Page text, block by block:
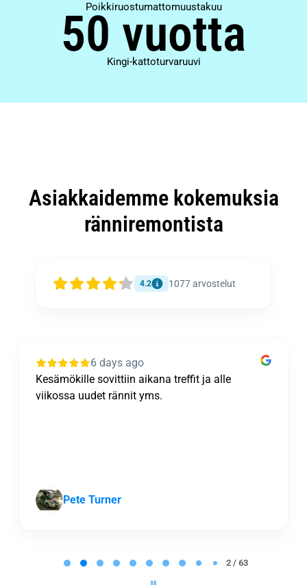
Poikkiruostumattomuustakuu
50 vuotta
Kingi-kattoturvaruuvi
Asiakkaidemme kokemuksia
ränniremontista
4.2 1077arvostelut
6 days ago
Kesämökille sovittiin aikana treffit ja alle
viikossa uudet rännit yms.
Pete Turner
2 / 63